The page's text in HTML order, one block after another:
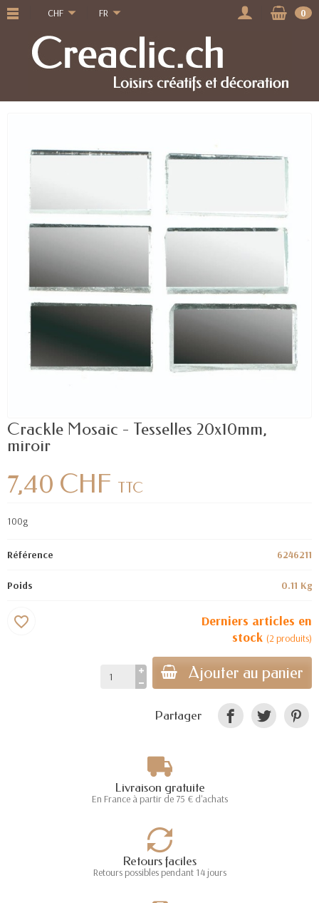
CHF FR 0
Crackle Mosaic - Tesselles 20x10mm,
miroir
7,40 CHF TTC
100g
Référence 6246211
Poids 0.11 Kg
Derniers articles en
stock (2 produits)
Ajouter au panier
favorite_border
Partager
Livraison gratuite
En France à partir de 75 € d'achats
Retours faciles
Retours possibles pendant 14 jours